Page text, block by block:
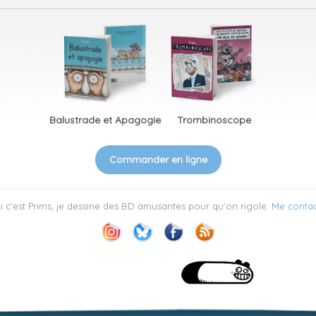
Balustrade et Apagogie Trombinoscope
Commander en ligne
c'est Prims, je dessine des BD amusantes pour qu'on rigole. Me